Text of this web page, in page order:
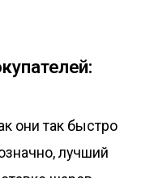
они так быстро
лучший